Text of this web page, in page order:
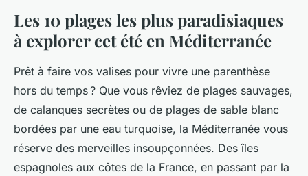
Les 10 plages les plus paradisiaques
à explorer cet été en Méditerranée
Prêt à faire vos valises pour vivre une parenthèse
hors du temps ? Que vous rêviez de plages sauvages,
de calanques secrètes ou de plages de sable blanc
bordées par une eau turquoise, la Méditerranée vous
réserve des merveilles insoupçonnées. Des îles
espagnoles aux côtes de la France, en passant par la